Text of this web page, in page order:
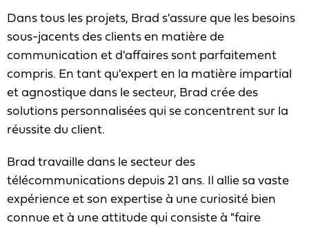
Dans tous les projets, Brad s'assure que les besoins
sous-jacents des clients en matière de
communication et d'affaires sont parfaitement
compris. En tant qu'expert en la matière impartial
et agnostique dans le secteur, Brad crée des
solutions personnalisées qui se concentrent sur la
réussite du client.
Brad travaille dans le secteur des
télécommunications depuis 21 ans. Il allie sa vaste
expérience et son expertise à une curiosité bien
connue et à une attitude qui consiste à "faire